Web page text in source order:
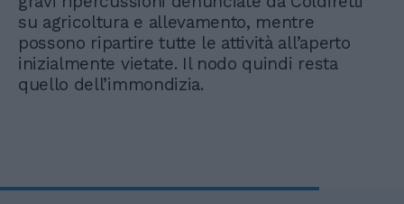
su agricoltura e allevamento, mentre
possono ripartire tutte le attività all’aperto
inizialmente vietate. Il nodo quindi resta
quello dell’immondizia.